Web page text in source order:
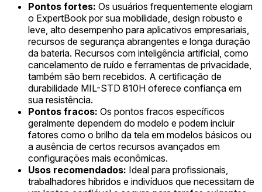
Pontos fortes: Os usuários frequentemente elogiam
o ExpertBook por sua mobilidade, design robusto e
leve, alto desempenho para aplicativos empresariais,
recursos de segurança abrangentes e longa duração
da bateria. Recursos com inteligência artificial, como
cancelamento de ruído e ferramentas de privacidade,
também são bem recebidos. A certificação de
durabilidade MIL-STD 810H oferece confiança em
sua resistência.
Pontos fracos: Os pontos fracos específicos
geralmente dependem do modelo e podem incluir
fatores como o brilho da tela em modelos básicos ou
a ausência de certos recursos avançados em
configurações mais econômicas.
Usos recomendados: Ideal para profissionais,
trabalhadores híbridos e indivíduos que necessitam de